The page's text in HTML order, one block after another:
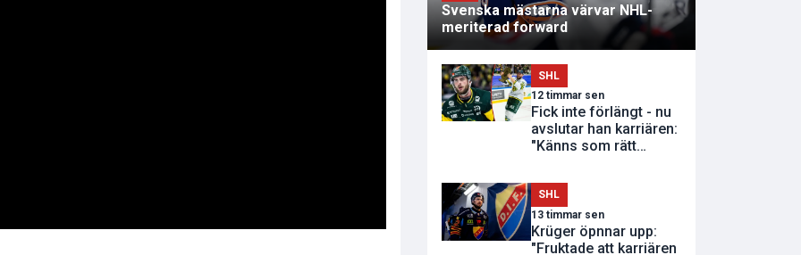
Svenska mästarna värvar NHL-
meriterad forward
SHL
12 timmar sen
Fick inte förlängt - nu
avslutar han karriären:
"Känns som rätt
SHL
13 timmar sen
Krüger öpnnar upp:
"Fruktade att karriären